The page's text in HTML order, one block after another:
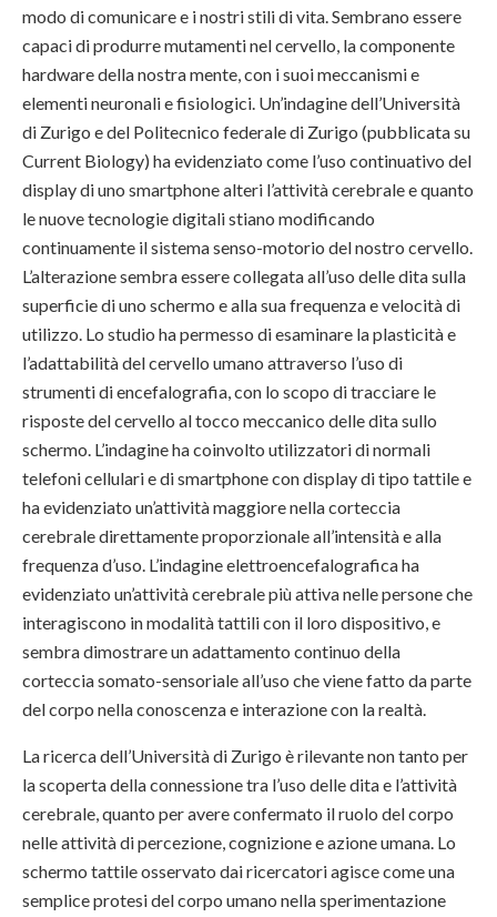
modo di comunicare e i nostri stili di vita. Sembrano essere
capaci di produrre mutamenti nel cervello, la componente
hardware della nostra mente, con i suoi meccanismi e
elementi neuronali e fisiologici. Un’indagine dell’Università
di Zurigo e del Politecnico federale di Zurigo (pubblicata su
Current Biology) ha evidenziato come l’uso continuativo del
display di uno smartphone alteri l’attività cerebrale e quanto
le nuove tecnologie digitali stiano modificando
continuamente il sistema senso-motorio del nostro cervello.
L’alterazione sembra essere collegata all’uso delle dita sulla
superficie di uno schermo e alla sua frequenza e velocità di
utilizzo. Lo studio ha permesso di esaminare la plasticità e
l’adattabilità del cervello umano attraverso l’uso di
strumenti di encefalografia, con lo scopo di tracciare le
risposte del cervello al tocco meccanico delle dita sullo
schermo. L’indagine ha coinvolto utilizzatori di normali
telefoni cellulari e di smartphone con display di tipo tattile e
ha evidenziato un’attività maggiore nella corteccia
cerebrale direttamente proporzionale all’intensità e alla
frequenza d’uso. L’indagine elettroencefalografica ha
evidenziato un’attività cerebrale più attiva nelle persone che
interagiscono in modalità tattili con il loro dispositivo, e
sembra dimostrare un adattamento continuo della
corteccia somato-sensoriale all’uso che viene fatto da parte
del corpo nella conoscenza e interazione con la realtà.
La ricerca dell’Università di Zurigo è rilevante non tanto per
la scoperta della connessione tra l’uso delle dita e l’attività
cerebrale, quanto per avere confermato il ruolo del corpo
nelle attività di percezione, cognizione e azione umana. Lo
schermo tattile osservato dai ricercatori agisce come una
semplice protesi del corpo umano nella sperimentazione